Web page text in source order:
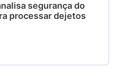
segurança do
processar dejetos